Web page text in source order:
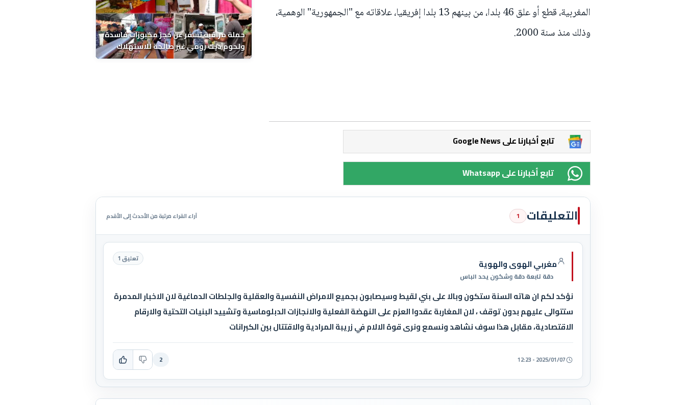
حملة مراقبة تسفر عن حجز مخبوزات فاسدة
ولحوم ديك رومي غير صالحة للاستهلاك
بالحي الحسني
المغربية، قطع أو علق 46 بلدا، من بينهم 13 بلدا إفريقيا، علاقاته مع "الجمهورية" الوهمية،
وذلك منذ سنة 2000.
Google News تابع أخبارنا على
Whatsapp تابع أخبارنا على
التعليقات 1 آراء القراء مرتبة من الأحدث إلى الأقدم
مغربي الهوى والهوية
دقة تابعة دقة وشكون يحد الباس
تعليق 1
نؤكد لكم ان هاته السنة ستكون وبالا على بني لقيط وسيصابون بجميع الامراض النفسية والعقلية والجلطات الدماغية لان الاخبار المدمرة
ستتوالى عليهم بدون توقف ، لان المغاربة عقدوا العزم على النهضة الفعلية والانجازات الدبلوماسية وتشييد البنيات التحتية والارقام
الاقتصادية، مقابل هذا سوف نشاهد ونسمع ونرى قوة الالام في زريبة المرادية والاقتتال بين الكبرانات
2025/01/07 - 12:23
2